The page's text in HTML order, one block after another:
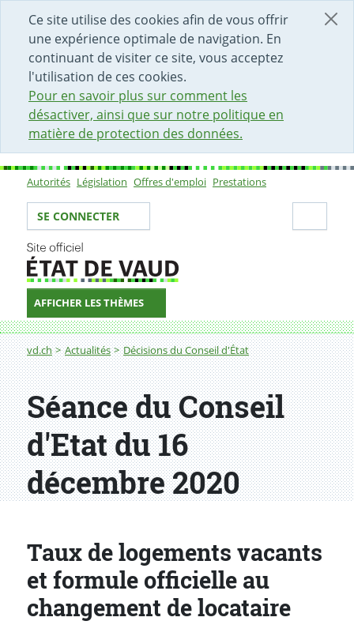
Ce site utilise des cookies afin de vous offrir
une expérience optimale de navigation. En
continuant de visiter ce site, vous acceptez
l'utilisation de ces cookies.
Pour en savoir plus sur comment les
désactiver, ainsi que sur notre politique en
matière de protection des données.
DÉBUT DU CONTENU DE LA PAGE
ACCÈS AU CHAMP DE RECHERCHE
PAGE D'ACCUEIL
FORMULAIRE DE CONTACT
Sous-navigation
Autorités Législation Offres d'emploi Prestations
Votre identité
SE CONNECTER
AFFICHER LES THÈMES
Fil d'Ariane
vd.ch Actualités Décisions du Conseil d'État
Séance du Conseil
d'Etat du 16
décembre 2020
Taux de logements vacants
et formule officielle au
changement de locataire